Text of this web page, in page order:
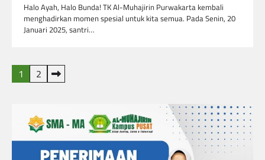
Halo Ayah, Halo Bunda! TK Al-Muhajirin Purwakarta kembali
menghadirkan momen spesial untuk kita semua. Pada Senin, 20
Januari 2025, santri…
Paginasi
1 2